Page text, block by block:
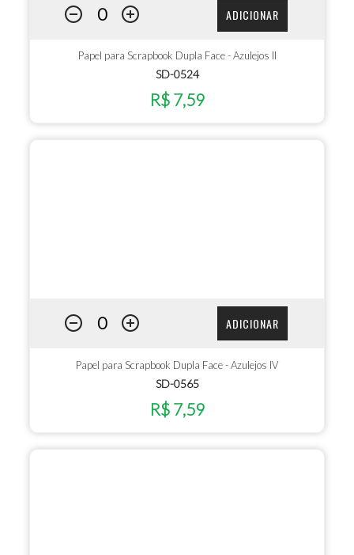
ADICIONAR
Papel para Scrapbook Dupla Face - Azulejos II
SD-0524
R$ 7,59
ADICIONAR
Papel para Scrapbook Dupla Face - Azulejos IV
SD-0565
R$ 7,59